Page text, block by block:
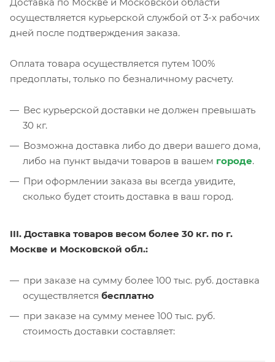
осуществляется курьерской службой от 3-х рабочих
дней после подтверждения заказа.
Оплата товара осуществляется путем 100%
предоплаты, только по безналичному расчету.
Вес курьерской доставки не должен превышать
30 кг.
Возможна доставка либо до двери вашего дома,
либо на пункт выдачи товаров в вашем городе.
При оформлении заказа вы всегда увидите,
сколько будет стоить доставка в ваш город.
III. Доставка товаров весом более 30 кг. по г.
Москве и Московской обл.:
при заказе на сумму более 100 тыс. руб. доставка
осуществляется бесплатно
при заказе на сумму менее 100 тыс. руб.
стоимость доставки составляет: